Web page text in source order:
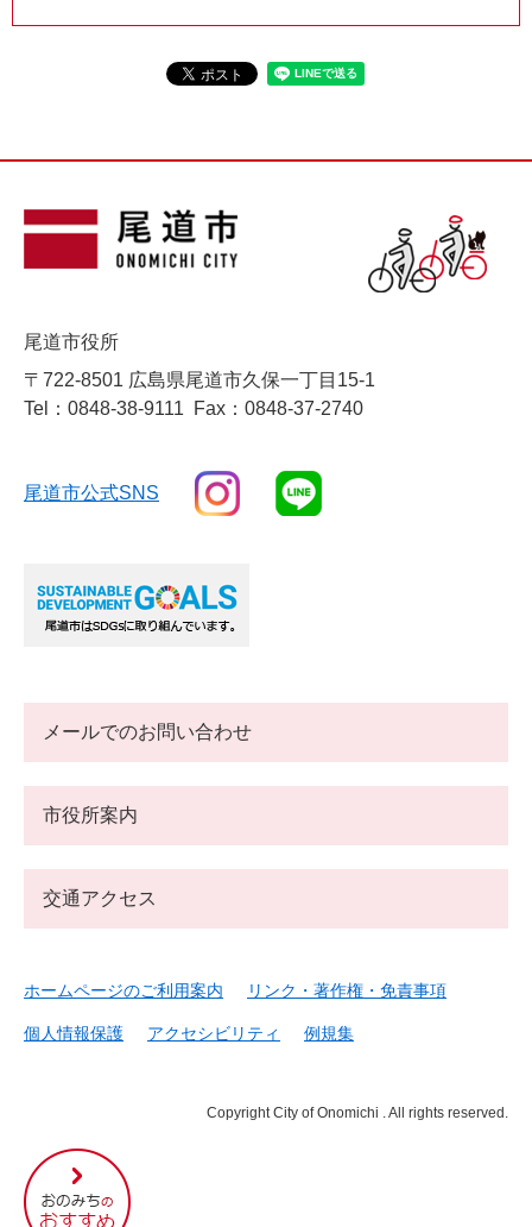
尾
道
市
尾道市役所
〒722-8501 広島県尾道市久保一丁目15-1
Tel：0848-38-9111
Fax：0848-37-2740
尾道市公式SNS
メールでのお問い合わせ
市役所案内
交通アクセス
ホームページのご利用案内 リンク・著作権・免責事項
個人情報保護 アクセシビリティ 例規集
Copyright City of Onomichi . All rights reserved.